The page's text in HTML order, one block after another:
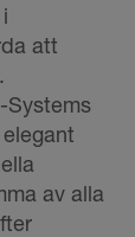
att
Systems
av alla